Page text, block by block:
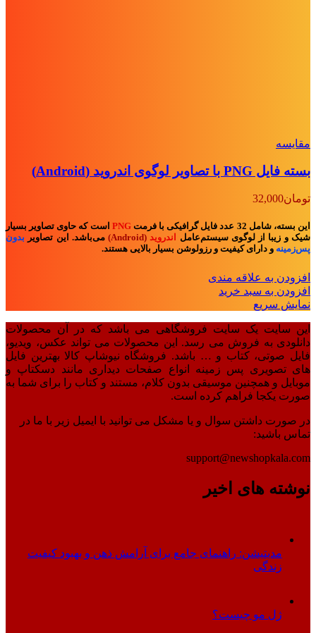
مقايسه
بسته فایل PNG با تصاویر لوگوی اندروید (Android)
تومان32,000
این بسته، شامل 32 عدد فایل گرافیکی با فرمت PNG است که حاوی تصاویر بسیار
شیک و زیبا از لوگوی سیستم‌عامل اندروید (Android) می‌باشد. این تصاویر بدون
پس‌زمینه و دارای کیفیت و رزولوشن بسیار بالایی هستند.
افزودن به علاقه مندی
افزودن به سبد خرید
نمایش سریع
این سایت یک سایت فروشگاهی می باشد که در آن محصولات
دانلودی به فروش می رسد. این محصولات می تواند عکس، ویدیو،
فایل صوتی، کتاب و … باشد. فروشگاه نیوشاپ کالا بهترین فایل
های تصویری پس زمینه انواع صفحات دیداری مانند دسکتاپ و
موبایل و همچنین موسیقی بدون کلام، مستند و کتاب را برای شما به
صورت یکجا فراهم کرده است.
در صورت داشتن سوال و یا مشکل می توانید با ایمیل زیر با ما در
تماس باشید:
support@newshopkala.com
نوشته های اخیر
مدیتیشن: راهنمای جامع برای آرامش ذهن و بهبود کیفیت
زندگی
ژل مو چیست؟